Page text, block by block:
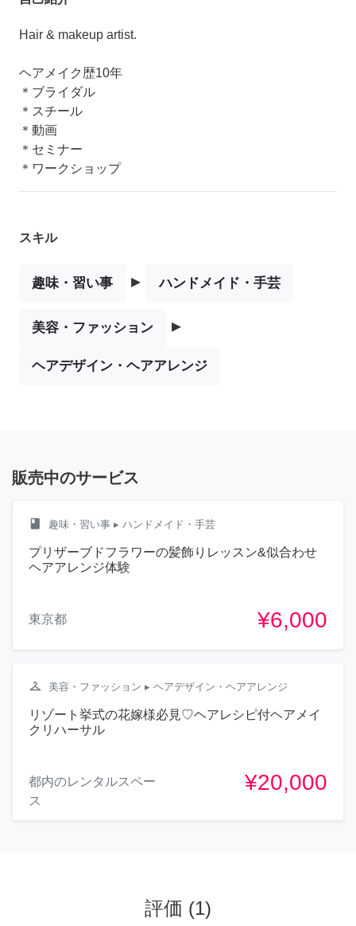
Hair & makeup artist.
ヘアメイク歴10年
＊ブライダル
＊スチール
＊動画
＊セミナー
＊ワークショップ
スキル
趣味・習い事 ▸ ハンドメイド・手芸
美容・ファッション ▸
ヘアデザイン・ヘアアレンジ
販売中のサービス
class 趣味・習い事 ▸ ハンドメイド・手芸
プリザーブドフラワーの髪飾りレッスン&似合わせ
ヘアアレンジ体験
東京都 ¥6,000
checkroom 美容・ファッション ▸ ヘアデザイン・ヘアアレンジ
リゾート挙式の花嫁様必見♡ヘアレシピ付ヘアメイ
クリハーサル
都内のレンタルスペー
ス
¥20,000
評価 (1)